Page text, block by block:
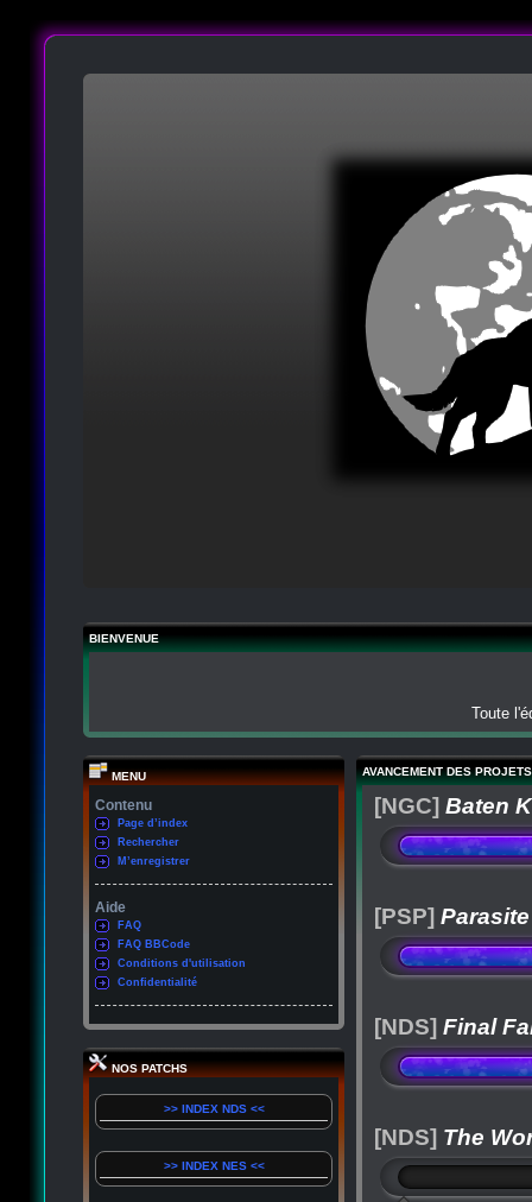
BIENVENUE
Toute
MENU
Contenu
Page d’index
Rechercher
M’enregistrer
Aide
FAQ
FAQ BBCode
Conditions d'utilisation
Confidentialité
NOS PATCHS
>> INDEX NDS <<
>> INDEX NES <<
AVANCEMENT DES PROJETS
[NGC] Baten
[PSP]
[NDS] Final
[NDS] The